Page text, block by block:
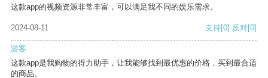
这款app的视频资源非常丰富，可以满足我不同的娱乐需求。
2024-08-11 支持[0] 反对[0]
游客
这款app是我购物的得力助手，让我能够找到最优惠的价格，买到最合适
的商品。